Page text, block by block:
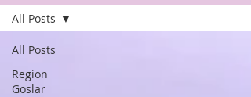
All Posts
Region
Goslar
All Posts